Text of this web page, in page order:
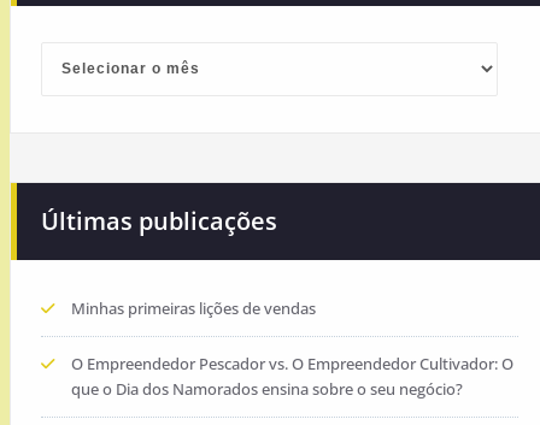
Últimas publicações
Minhas primeiras lições de vendas
O Empreendedor Pescador vs. O Empreendedor Cultivador: O
que o Dia dos Namorados ensina sobre o seu negócio?